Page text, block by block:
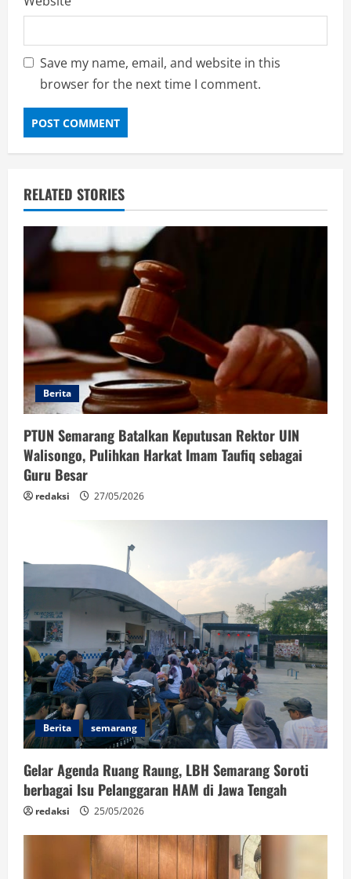
Save my name, email, and website in this
browser for the next time I comment.
RELATED STORIES
Berita
PTUN Semarang Batalkan Keputusan Rektor UIN
Walisongo, Pulihkan Harkat Imam Taufiq sebagai
Guru Besar
redaksi 27/05/2026
Berita semarang
Gelar Agenda Ruang Raung, LBH Semarang Soroti
berbagai Isu Pelanggaran HAM di Jawa Tengah
redaksi 25/05/2026